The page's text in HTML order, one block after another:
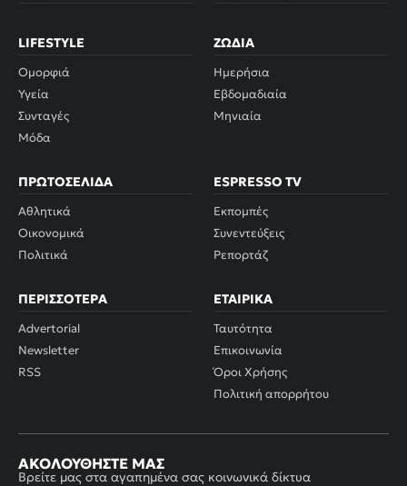
LIFESTYLE
Ομορφιά
Υγεία
Συνταγές
Μόδα
ΖΏΔΙΑ
Ημερήσια
Εβδομαδιαία
Μηνιαία
ΠΡΩΤΟΣΈΛΙΔΑ
Αθλητικά
Οικονομικά
Πολιτικά
ESPRESSO TV
Εκπομπές
Συνεντεύξεις
Ρεπορτάζ
ΠΕΡΙΣΣΌΤΕΡΑ
Advertorial
Newsletter
RSS
ΕΤΑΙΡΙΚΆ
Ταυτότητα
Επικοινωνία
Όροι Χρήσης
Πολιτική απορρήτου
ΑΚΟΛΟΥΘΉΣΤΕ ΜΑΣ
Βρείτε μας στα αγαπημένα σας κοινωνικά δίκτυα